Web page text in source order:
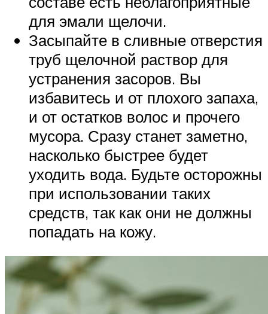
для эмали щелочи.
Засыпайте в сливные отверстия
труб щелочной раствор для
устранения засоров. Вы
избавитесь и от плохого запаха,
и от остатков волос и прочего
мусора. Сразу станет заметно,
насколько быстрее будет
уходить вода. Будьте осторожны
при использовании таких
средств, так как они не должны
попадать на кожу.